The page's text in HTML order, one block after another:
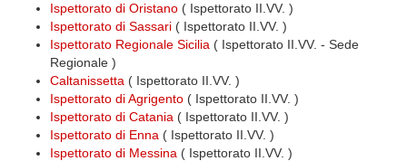
Ispettorato di Oristano ( Ispettorato II.VV. )
Ispettorato di Sassari ( Ispettorato II.VV. )
Ispettorato Regionale Sicilia ( Ispettorato II.VV. - Sede
Regionale )
Caltanissetta ( Ispettorato II.VV. )
Ispettorato di Agrigento ( Ispettorato II.VV. )
Ispettorato di Catania ( Ispettorato II.VV. )
Ispettorato di Enna ( Ispettorato II.VV. )
Ispettorato di Messina ( Ispettorato II.VV. )